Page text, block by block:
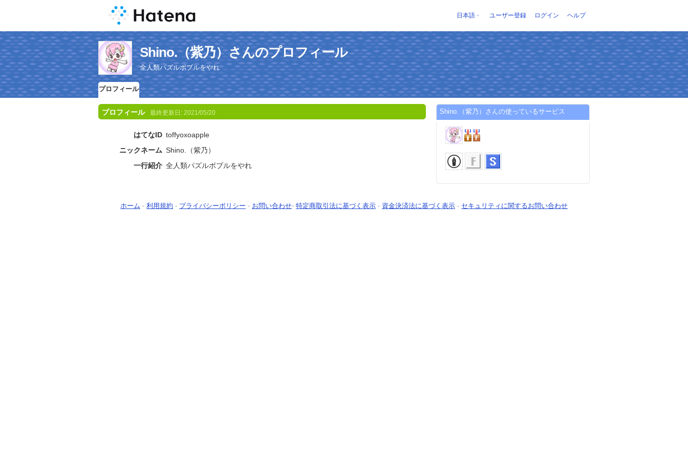
日本語 ユーザー登録 ログイン ヘルプ
Shino.（紫乃）さんのプロフィール
全人類パズルボブルをやれ
プロフィール
プロフィール 最終更新日: 2021/05/20
はてなID toffyoxoapple
ニックネーム Shino.（紫乃）
一行紹介 全人類パズルボブルをやれ
Shino.（紫乃）さんの使っているサービス
ホーム - 利用規約 - プライバシーポリシー - お問い合わせ- 特定商取引法に基づく表示 - 資金決済法に基づく表示 - セキュリティに関するお問い合わせ